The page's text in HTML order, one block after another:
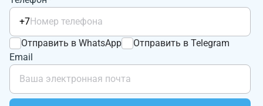
+7
Отправить в WhatsApp
Отправить в Telegram
Email